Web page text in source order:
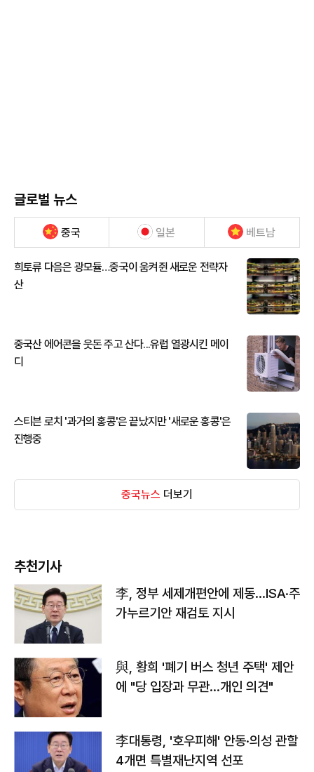
글로벌 뉴스
중국 일본 베트남
희토류 다음은 광모듈…중국이 움켜쥔 새로운 전략자
산
중국산 에어콘을 웃돈 주고 산다...유럽 열광시킨 메이
디
스티븐 로치 '과거의 홍콩'은 끝났지만 '새로운 홍콩'은
진행중
중국뉴스 더보기
추천기사
李, 정부 세제개편안에 제동…ISA·주
가누르기안 재검토 지시
與, 황희 '폐기 버스 청년 주택' 제안
에 "당 입장과 무관…개인 의견"
李대통령, '호우피해' 안동·의성 관할
4개면 특별재난지역 선포